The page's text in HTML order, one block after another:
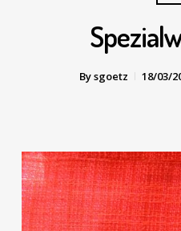
Bysgoetz 18/03/